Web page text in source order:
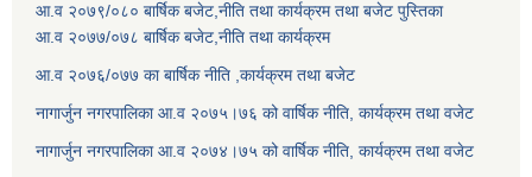
आ.व २०७९/०८० बार्षिक बजेट,नीति तथा कार्यक्रम तथा बजेट पुस्तिका
आ.व २०७७/०७८ बार्षिक बजेट,नीति तथा कार्यक्रम
आ.व २०७६/०७७ का बार्षिक नीति ,कार्यक्रम तथा बजेट
नागार्जुन नगरपालिका आ.व २०७५।७६ को वार्षिक नीति, कार्यक्रम तथा वजेट
नागार्जुन नगरपालिका आ.व २०७४।७५ को वार्षिक नीति, कार्यक्रम तथा वजेट